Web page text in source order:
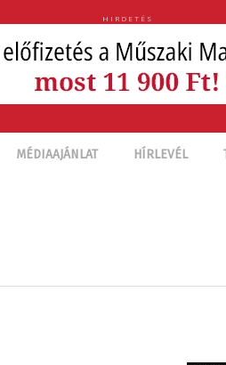
HIRDETÉS
MÉDIAAJÁNLAT HÍRLEVÉL